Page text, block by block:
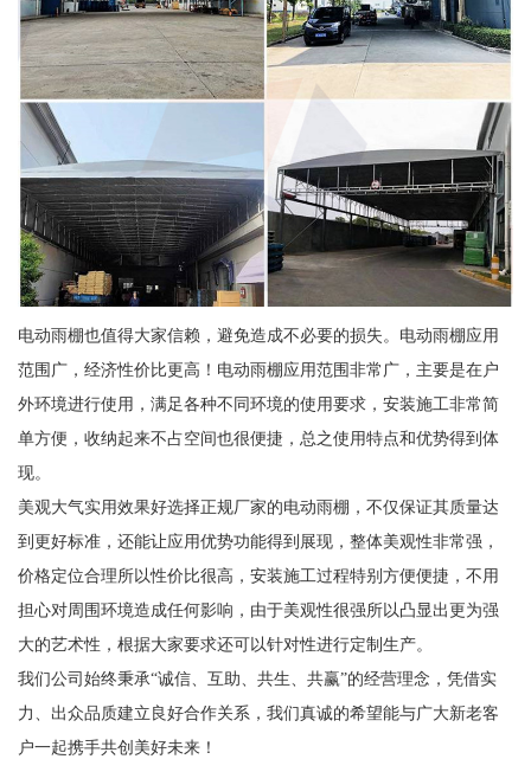
电动雨棚也值得大家信赖，避免造成不必要的损失。电动雨棚应用
范围广，经济性价比更高！电动雨棚应用范围非常广，主要是在户
外环境进行使用，满足各种不同环境的使用要求，安装施工非常简
单方便，收纳起来不占空间也很便捷，总之使用特点和优势得到体
现。
美观大气实用效果好选择正规厂家的电动雨棚，不仅保证其质量达
到更好标准，还能让应用优势功能得到展现，整体美观性非常强，
价格定位合理所以性价比很高，安装施工过程特别方便便捷，不用
担心对周围环境造成任何影响，由于美观性很强所以凸显出更为强
大的艺术性，根据大家要求还可以针对性进行定制生产。
我们公司始终秉承“诚信、互助、共生、共赢”的经营理念，凭借实
力、出众品质建立良好合作关系，我们真诚的希望能与广大新老客
户一起携手共创美好未来！